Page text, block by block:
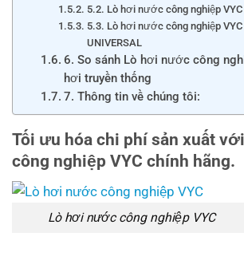
5.2. Lò hơi nước công nghiệp VYC
5.3. Lò hơi nước công nghiệp VYC
UNIVERSAL
6. So sánh Lò hơi nước công
hơi truyền thống
7. Thông tin về chúng tôi:
Tối ưu hóa chi phí sản xuất
công nghiệp VYC chính hãng.
Lò hơi nước công nghiệp VYC